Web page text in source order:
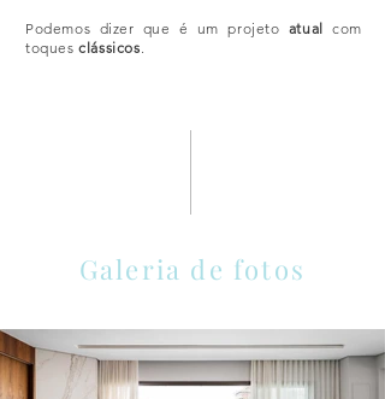
Podemos dizer que é um projeto atual com
toquesclássicos.
Galeria de fotos